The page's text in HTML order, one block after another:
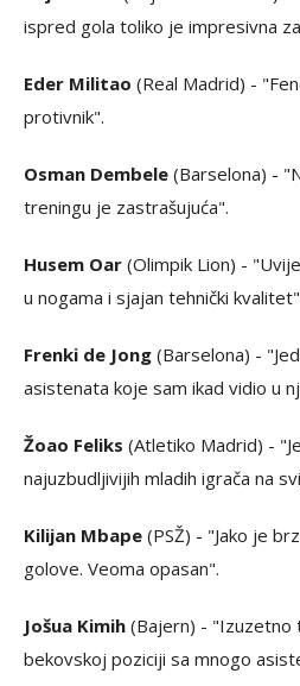
ispred gola toliko je impresivna
Eder Militao (Real Madrid) -
protivnik".
Osman Dembele (Barselona) -
treningu je zastrašujuća".
Husem Oar (Olimpik Lion) -
u nogama i sjajan tehnički
Frenki de Jong (Barselona) -
asistenata koje sam ikad vidio u
Žoao Feliks (Atletiko Madrid) -
najuzbudljivijih mladih igrača na
Kilijan Mbape (PSŽ) - "Jako je
golove. Veoma opasan".
Jošua Kimih (Bajern) - "Izuzetno
bekovskoj poziciji sa mnogo